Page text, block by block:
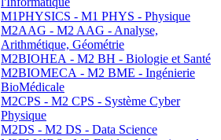
M1PHYSICS - M1 PHYS - Physique
M2AAG - M2 AAG - Analyse,
Arithmétique, Géométrie
M2BIOHEA - M2 BH - Biologie et Santé
M2BIOMECA - M2 BME - Ingénierie
BioMédicale
M2CPS - M2 CPS - Système Cyber
Physique
M2DS - M2 DS - Data Science